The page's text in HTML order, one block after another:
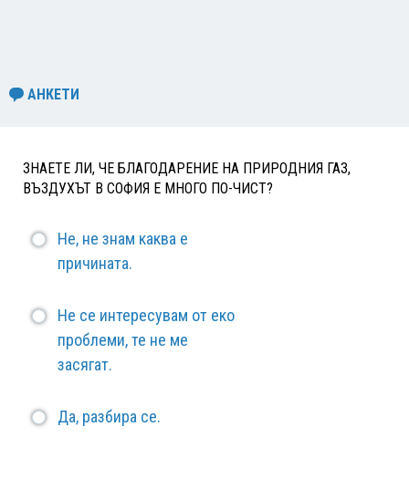
АНКЕТИ
ЗНАЕТЕ ЛИ, ЧЕ БЛАГОДАРЕНИЕ НА ПРИРОДНИЯ ГАЗ,
ВЪЗДУХЪТ В СОФИЯ Е МНОГО ПО-ЧИСТ?
Не, не знам каква е
причината.
Не се интересувам от еко
проблеми, те не ме
засягат.
Да, разбира се.